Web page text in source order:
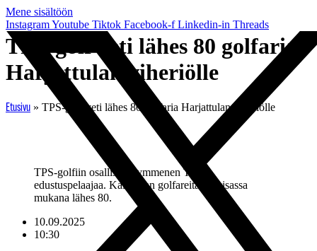
Mene sisältöön
InstagramYoutube Tiktok Facebook-f Linkedin-in Threads
TPS-golf veti lähes 80 golfaria
Harjattulan viheriölle
Etusivu » TPS-golf veti lähes 80 golfaria Harjattulan viheriölle
TPS-golfiin osallistui kymmenen TPS:n
edustuspelaajaa. Kaikkiaan golfareita oli kisassa
mukana lähes 80.
10.09.2025
10:30